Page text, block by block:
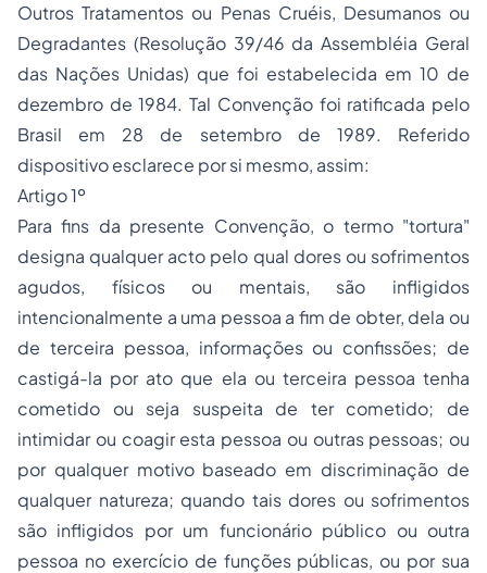
Outros Tratamentos ou Penas Cruéis, Desumanos ou
Degradantes (Resolução 39/46 da Assembléia Geral
das Nações Unidas) que foi estabelecida em 10 de
dezembro de 1984. Tal Convenção foi ratificada pelo
Brasil em 28 de setembro de 1989. Referido
dispositivo esclarece por si mesmo, assim:
Artigo 1º
Para fins da presente Convenção, o termo "tortura"
designa qualquer acto pelo qual dores ou sofrimentos
agudos, físicos ou mentais, são infligidos
intencionalmente a uma pessoa a fim de obter, dela ou
de terceira pessoa, informações ou confissões; de
castigá-la por ato que ela ou terceira pessoa tenha
cometido ou seja suspeita de ter cometido; de
intimidar ou coagir esta pessoa ou outras pessoas; ou
por qualquer motivo baseado em discriminação de
qualquer natureza; quando tais dores ou sofrimentos
são infligidos por um funcionário público ou outra
pessoa no exercício de funções públicas, ou por sua